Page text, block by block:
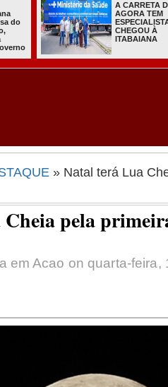
do
A CARRETA
AGORA TEM
CHEGOU À
ITABAIANA
» Natal terá Lua
pela
em Acao on quarta-